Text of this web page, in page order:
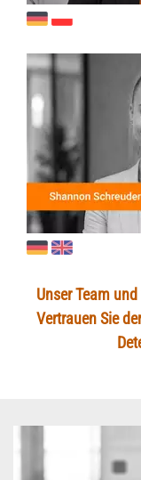
Unser Team
Vertrauen Sie